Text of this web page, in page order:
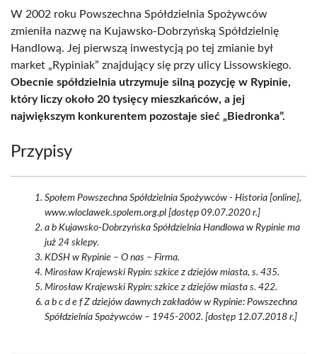
W 2002 roku Powszechna Spółdzielnia Spożywców
zmieniła nazwę na Kujawsko-Dobrzyńską Spółdzielnię
Handlową. Jej pierwszą inwestycją po tej zmianie był
market „Rypiniak” znajdujący się przy ulicy Lissowskiego.
Obecnie spółdzielnia utrzymuje silną pozycję w Rypinie,
który liczy około 20 tysięcy mieszkańców, a jej
największym konkurentem pozostaje sieć „Biedronka”.
Przypisy
Społem Powszechna Spółdzielnia Spożywców - Historia [online],
www.wloclawek.spolem.org.pl [dostęp 09.07.2020 r.]
a b Kujawsko-Dobrzyńska Spółdzielnia Handlowa w Rypinie ma
już 24 sklepy.
KDSH w Rypinie – O nas – Firma.
Mirosław Krajewski Rypin: szkice z dziejów miasta, s. 435.
Mirosław Krajewski Rypin: szkice z dziejów miasta s. 422.
a b c d e f Z dziejów dawnych zakładów w Rypinie: Powszechna
Spółdzielnia Spożywców – 1945-2002. [dostęp 12.07.2018 r.]